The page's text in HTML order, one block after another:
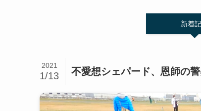
新着
不愛想シェパード、恩師の
2021
1/13